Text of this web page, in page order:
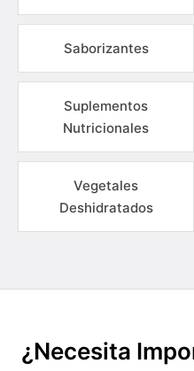
Saborizantes
Suplementos
Nutricionales
Vegetales
Deshidratados
¿Necesita